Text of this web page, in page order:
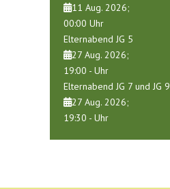
11 Aug. 2026;
00:00 Uhr
Elternabend JG 5
27 Aug. 2026;
19:00 - Uhr
Elternabend JG 7 und JG 9
27 Aug. 2026;
19:30 - Uhr